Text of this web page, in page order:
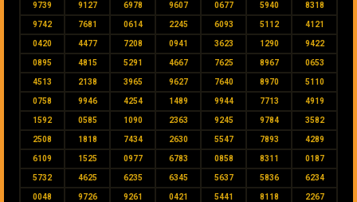
9739 9127 6978 9607 0677 5940 8318
9742 7681 0614 2245 6093 5112 4121
0420 4477 7208 0941 3623 1290 9422
0895 4815 5291 4667 7625 8967 0653
4513 2138 3965 9627 7640 8970 5110
0758 9946 4254 1489 9944 7713 4919
1592 0585 1090 2363 9245 9784 3582
2508 1818 7434 2630 5547 7893 4289
6109 1525 0977 6783 0858 8311 0187
5732 4625 6235 6345 5637 5836 6234
0048 9726 9261 0421 5441 8118 2267